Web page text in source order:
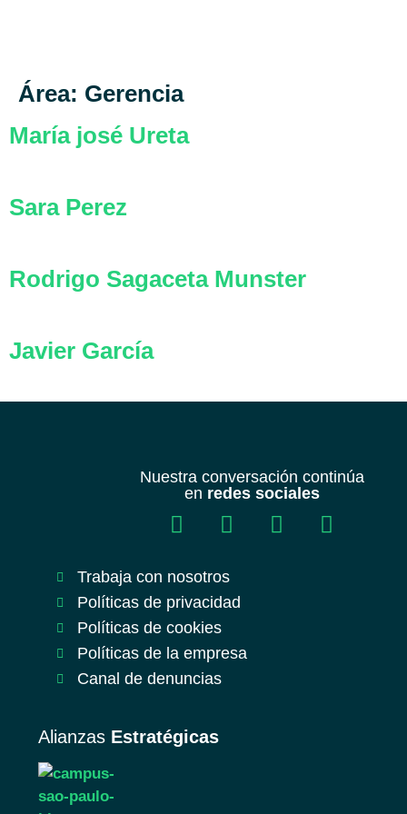
Área: Gerencia
María josé Ureta
Sara Perez
Rodrigo Sagaceta Munster
Javier García
Nuestra conversación continúa
en redes sociales
Trabaja con nosotros
Políticas de privacidad
Políticas de cookies
Políticas de la empresa
Canal de denuncias
Alianzas Estratégicas